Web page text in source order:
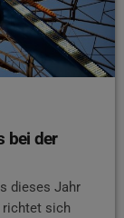
bei der
dieses Jahr
richtet sich